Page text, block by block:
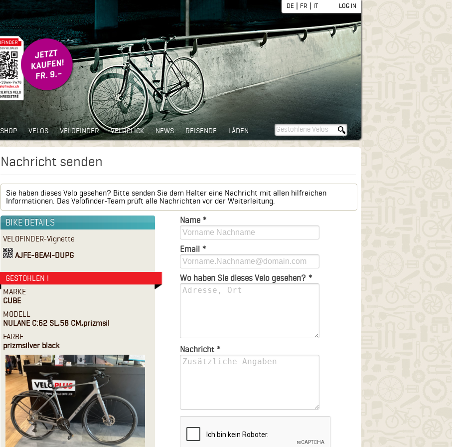
DE | FR | IT LOG IN
SHOP VELOS VELOFINDER VELOCLICK NEWS REISENDE LÄDEN
Nachricht senden
Sie haben dieses Velo gesehen? Bitte senden Sie dem Halter eine Nachricht mit allen hilfreichen
Informationen. Das Velofinder-Team prüft alle Nachrichten vor der Weiterleitung.
BIKE DETAILS
VELOFINDER-Vignette
AJFE-8EA4-DUPG
GESTOHLEN !
MARKE
CUBE
MODELL
NULANE C:62 SL,58 CM,prizmsil
FARBE
prizmsilver black
Name *
Email *
Wo haben Sie dieses Velo gesehen? *
Nachricht *